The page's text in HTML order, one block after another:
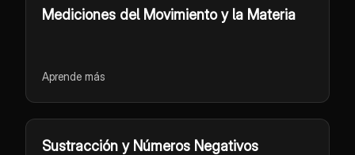
Mediciones del Movimiento y la Materia
Aprende más
Sustracción y Números Negativos